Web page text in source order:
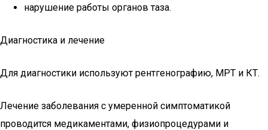
нарушение работы органов таза.
Диагностика и лечение
Для диагностики используют рентгенографию, МРТ и КТ.
Лечение заболевания с умеренной симптоматикой
проводится медикаментами, физиопроцедурами и